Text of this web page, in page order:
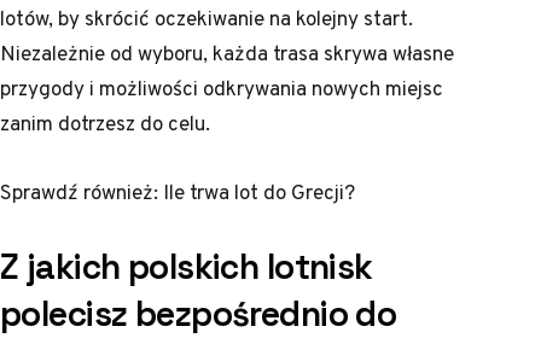
lotów, by skrócić oczekiwanie na kolejny start.
Niezależnie od wyboru, każda trasa skrywa własne
przygody i możliwości odkrywania nowych miejsc
zanim dotrzesz do celu.
Sprawdź również: Ile trwa lot do Grecji?
Z jakich polskich lotnisk
polecisz bezpośrednio do